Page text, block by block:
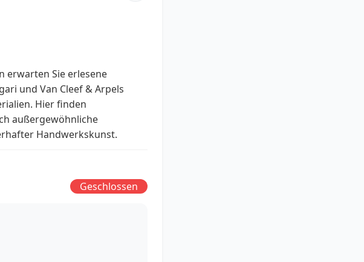
erwarten Sie erlesene
und Van Cleef & Arpels
Hier finden
außergewöhnliche
Handwerkskunst.
Geschlossen